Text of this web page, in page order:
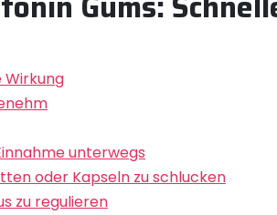
Wirkung
unterwegs
oder Kapseln zu schlucken
zu regulieren